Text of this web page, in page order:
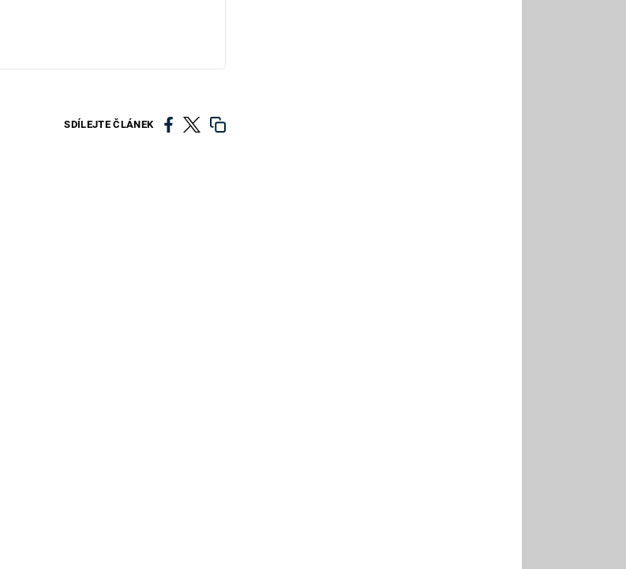
SDÍLEJTE ČLÁNEK